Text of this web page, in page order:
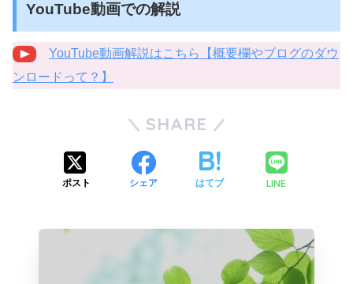
YouTube動画での解説
YouTube動画解説はこちら【概要欄やブログのダウ
ンロードって？】
SHARE
ポスト シェア はてブ LINE